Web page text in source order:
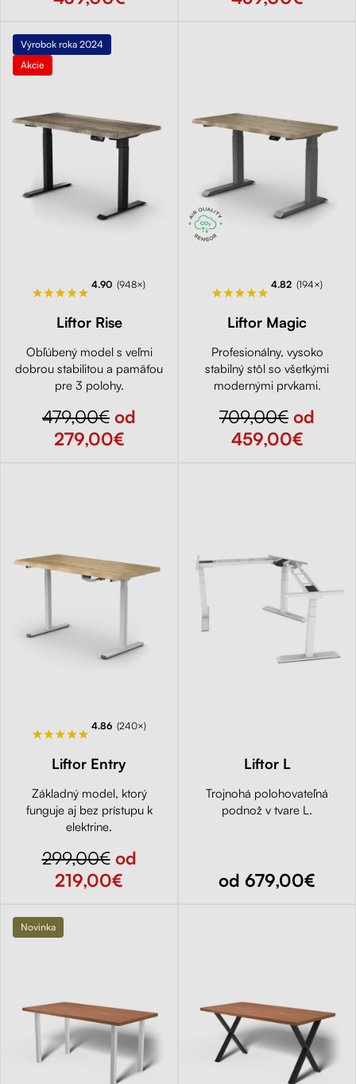
Výrobok roka 2024
Akcie
4.90 (948×)
Liftor Rise
Obľúbený model s veľmi
dobrou stabilitou a pamäťou
pre 3 polohy.
479,00€ od
279,00€
4.82 (194×)
Liftor Magic
Profesionálny, vysoko
stabilný stôl so všetkými
modernými prvkami.
709,00€ od
459,00€
4.86 (240×)
Liftor Entry
Základný model, ktorý
funguje aj bez prístupu k
elektrine.
299,00€od
219,00€
Liftor L
Trojnohá polohovateľná
podnož v tvare L.
od 679,00€
Novinka